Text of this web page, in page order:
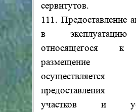
сервитутов.
111. Предоставление
в эксплуатацию
относящегося к
размещение
предоставления
участков и